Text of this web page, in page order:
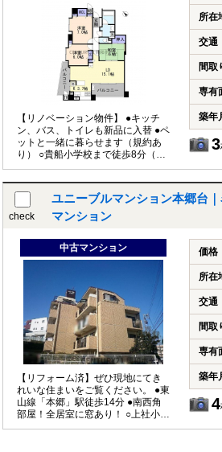
【リノベーション物件】 ●キッチ
ン、バス、トイレも新品に入替 ●ペ
ットと一緒に暮らせます（規約あ
り） ○貴船小学校まで徒歩8分（約
600ｍ）○高針台中学校まで徒歩9
所在
交通
間取
専有
築年
3
check
ユニーブルマンション本郷台
マンション
中古マンション
【リフォーム済】ぜひ現地にてき
れいな住まいをご覧ください。 ●東
山線「本郷」駅徒歩14分 ●南西角
部屋！全居室に窓あり！ ○上社小学
校まで徒歩9分（約718ｍ）○上社
価格
所在
交通
間取
専有
築年
4